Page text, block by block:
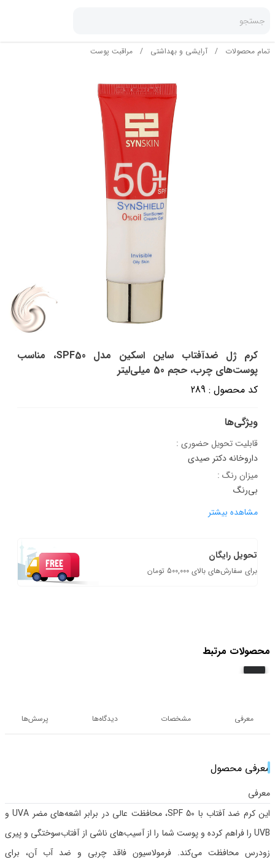
جستجو
تمام محصولات / آرایشی و بهداشتی / مراقبت پوست
کرم ژل ضدآفتاب ساین اسکین مدل SPF50، مناسب
پوست‌های چرب، حجم 50 میلی‌لیتر
کد محصول : 289
ویژگی‌ها
قابلیت تحویل حضوری :
داروخانه دکتر صیدی
میزان رنگ :
بی‌رنگ
مشاهده بیشتر
تحویل رایگان
برای سفارش‌های بالای 500,000 تومان
محصولات مرتبط
معرفی مشخصات دیدگاه‌ها پرسش‌ها
معرفی محصول
معرفی
این کرم ضد آفتاب با SPF 50، محافظت عالی در برابر اشعه‌های مضر UVA و
UVB را فراهم کرده و پوست شما را از آسیب‌های ناشی از آفتاب‌سوختگی و پیری
زودرس محافظت می‌کند. فرمولاسیون فاقد چربی و ضد آب آن، برای